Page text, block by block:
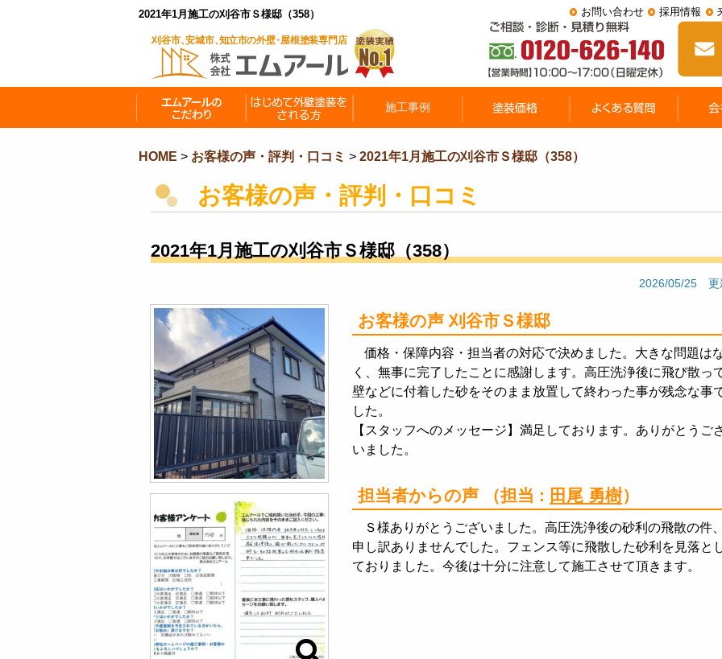
2021年1月施工の刈谷市Ｓ様邸（358） お問い合わせ 採用情報
HOME > お客様の声・評判・口コミ > 2021年1月施工の刈谷市Ｓ様邸（358）
お客様の声・評判・口コミ
2021年1月施工の刈谷市Ｓ様邸（358）
2026/05/25 更
お客様の声 刈谷市Ｓ様邸
価格・保障内容・担当者の対応で決めました。大きな問題は
く、無事に完了したことに感謝します。高圧洗浄後に飛び散っ
壁などに付着した砂をそのまま放置して終わった事が残念な事
した。
【スタッフへのメッセージ】満足しております。ありがとうご
いました。
担当者からの声 （担当 : 田尾 勇樹）
Ｓ様ありがとうございました。高圧洗浄後の砂利の飛散の件
申し訳ありませんでした。フェンス等に飛散した砂利を見落と
ておりました。今後は十分に注意して施工させて頂きます。